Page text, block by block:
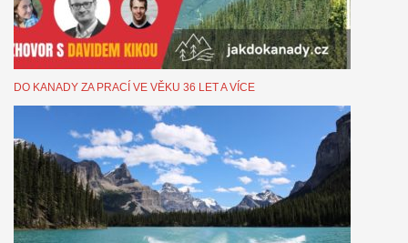
DO KANADY ZA PRACÍ VE VĚKU 36 LET A VÍCE